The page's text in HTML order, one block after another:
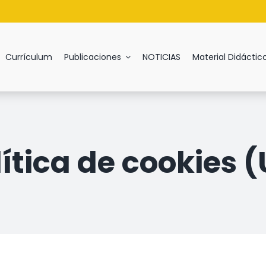
Currículum Publicaciones NOTICIAS Material
H I J K L M N O P Q
de cookies